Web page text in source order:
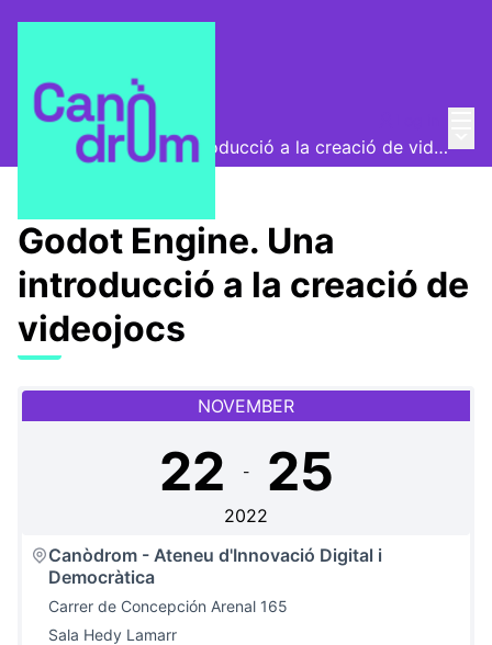
Escola Canòdrom
Godot Engine. Una introducció a la creació de videojocs
Godot Engine. Una
introducció a la creació de
videojocs
NOVEMBER
22 - 25
2022
Canòdrom - Ateneu d'Innovació Digital i
Democràtica
Carrer de Concepción Arenal 165
Sala Hedy Lamarr